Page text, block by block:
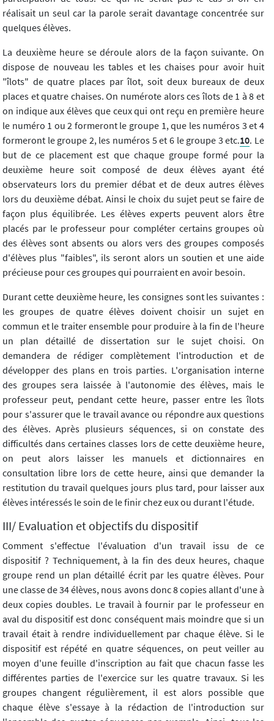
réalisait un seul car la parole serait davantage concentrée sur
quelques élèves.
La deuxième heure se déroule alors de la façon suivante. On
dispose de nouveau les tables et les chaises pour avoir huit
"îlots" de quatre places par îlot, soit deux bureaux de deux
places et quatre chaises. On numérote alors ces îlots de 1 à 8 et
on indique aux élèves que ceux qui ont reçu en première heure
le numéro 1 ou 2 formeront le groupe 1, que les numéros 3 et 4
formeront le groupe 2, les numéros 5 et 6 le groupe 3 etc.10. Le
but de ce placement est que chaque groupe formé pour la
deuxième heure soit composé de deux élèves ayant été
observateurs lors du premier débat et de deux autres élèves
lors du deuxième débat. Ainsi le choix du sujet peut se faire de
façon plus équilibrée. Les élèves experts peuvent alors être
placés par le professeur pour compléter certains groupes où
des élèves sont absents ou alors vers des groupes composés
d'élèves plus "faibles", ils seront alors un soutien et une aide
précieuse pour ces groupes qui pourraient en avoir besoin.
Durant cette deuxième heure, les consignes sont les suivantes :
les groupes de quatre élèves doivent choisir un sujet en
commun et le traiter ensemble pour produire à la fin de l'heure
un plan détaillé de dissertation sur le sujet choisi. On
demandera de rédiger complètement l'introduction et de
développer des plans en trois parties. L'organisation interne
des groupes sera laissée à l'autonomie des élèves, mais le
professeur peut, pendant cette heure, passer entre les îlots
pour s'assurer que le travail avance ou répondre aux questions
des élèves. Après plusieurs séquences, si on constate des
difficultés dans certaines classes lors de cette deuxième heure,
on peut alors laisser les manuels et dictionnaires en
consultation libre lors de cette heure, ainsi que demander la
restitution du travail quelques jours plus tard, pour laisser aux
élèves intéressés le soin de le finir chez eux ou durant l'étude.
III/ Evaluation et objectifs du dispositif
Comment s'effectue l'évaluation d'un travail issu de ce
dispositif ? Techniquement, à la fin des deux heures, chaque
groupe rend un plan détaillé écrit par les quatre élèves. Pour
une classe de 34 élèves, nous avons donc 8 copies allant d'une à
deux copies doubles. Le travail à fournir par le professeur en
aval du dispositif est donc conséquent mais moindre que si un
travail était à rendre individuellement par chaque élève. Si le
dispositif est répété en quatre séquences, on peut veiller au
moyen d'une feuille d'inscription au fait que chacun fasse les
différentes parties de l'exercice sur les quatre travaux. Si les
groupes changent régulièrement, il est alors possible que
chaque élève s'essaye à la rédaction de l'introduction sur